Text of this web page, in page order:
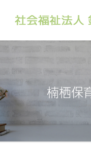
楠栖保